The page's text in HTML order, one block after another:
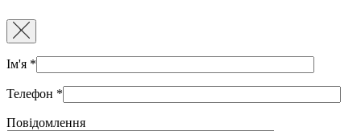
Ім'я *
Телефон *
Повідомлення